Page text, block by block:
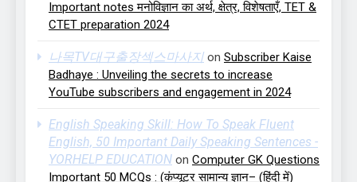
Important notes मनोविज्ञान का अर्थ, क्षेत्र, विशेषताएँ, TET &
CTET preparation 2024
나목TV대구출장섹스마사지 on Subscriber Kaise
Badhaye : Unveiling the secrets to increase
YouTube subscribers and engagement in 2024
English Speaking Skill: How To Speak Fluent
English, 50 Important Daily Speaking Sentences -
YORHELP EDUCATION on Computer GK Questions
Important 50 MCQs : (कंप्यूटर सामान्य ज्ञान– (हिंदी में)